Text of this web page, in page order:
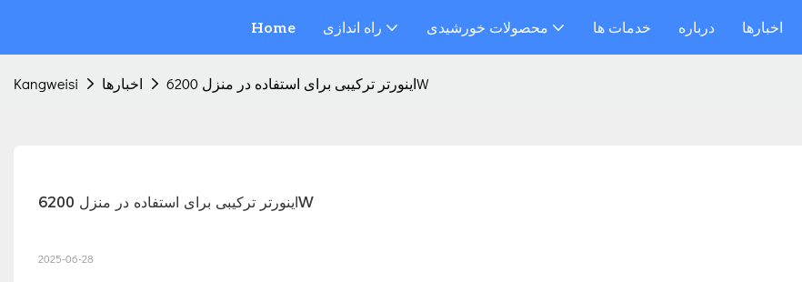
Home راه اندازی محصولات خورشیدی خدمات ها درباره اخبارها
Kangweisi اخبارها اینورتر ترکیبی برای استفاده در منزل 6200W
اینورتر ترکیبی برای استفاده در منزل 6200W
2025-06-28